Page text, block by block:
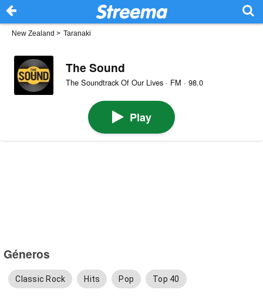
New Zealand > Taranaki
The Sound
The Soundtrack Of Our Lives · FM · 98.0
Play
Géneros
Classic Rock Hits Pop Top 40